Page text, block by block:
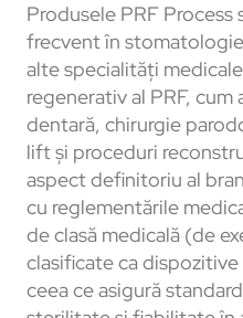
Produsele PRF
frecvent în
alte specialități
regenerativ al PRF,
dentară, chirurgie
lift și proceduri
aspect definitoriu al
cu reglementările
de clasă medicală (de
clasificate ca
ceea ce asigură